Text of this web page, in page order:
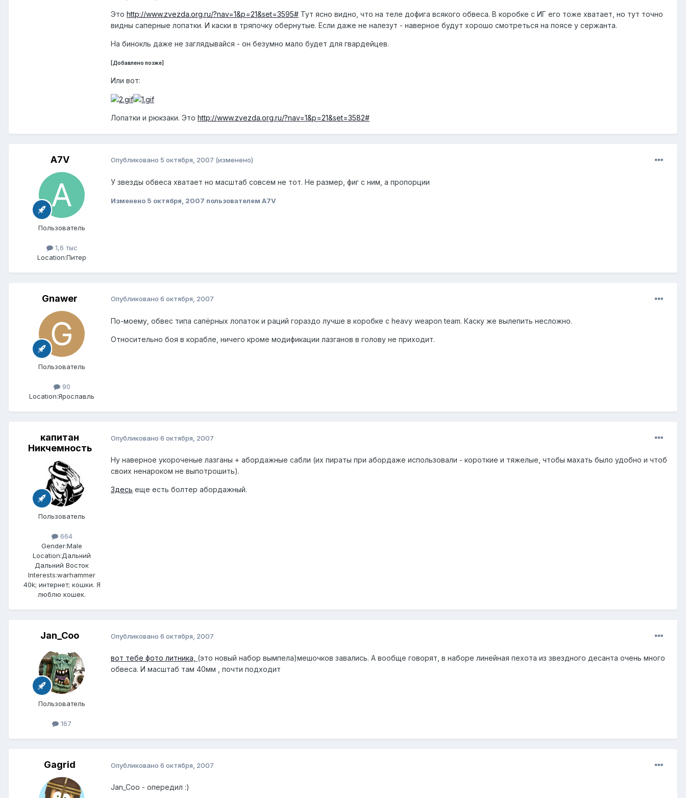
Это http://www.zvezda.org.ru/?nav=1&p=21&set=3595# Тут ясно видно, что на теле дофига всякого обвеса. В коробке с ИГ его тоже хватает, но тут точно
видны саперные лопатки. И каски в тряпочку обернутые. Если даже не налезут - наверное будут хорошо смотреться на поясе у сержанта.
На бинокль даже не заглядывайся - он безумно мало будет для гвардейцев.
[Добавлено позже]
Или вот:
Лопатки и рюкзаки. Это http://www.zvezda.org.ru/?nav=1&p=21&set=3582#
A7V
Пользователь
1,6 тыс
Location:Питер
Опубликовано 5 октября, 2007 (изменено)
У звезды обвеса хватает но масштаб совсем не тот. Не размер, фиг с ним, а пропорции
Изменено 5 октября, 2007 пользователем A7V
Gnawer
Пользователь
90
Location:Ярославль
Опубликовано 6 октября, 2007
По-моему, обвес типа сапёрных лопаток и раций гораздо лучше в коробке с heavy weapon team. Каску же вылепить несложно.
Относительно боя в корабле, ничего кроме модификации лазганов в голову не приходит.
капитан
Никчемность
Пользователь
664
Gender:Male
Location:Дальний
Дальний Восток
Interests:warhammer
40k; интернет; кошки. Я
люблю кошек.
Опубликовано 6 октября, 2007
Ну наверное укороченые лазганы + абордажные сабли (их пираты при абордаже использовали - короткие и тяжелые, чтобы махать было удобно и чтоб
своих ненароком не выпотрошить).
Здесь еще есть болтер абордажный.
Jan_Coo
Пользователь
167
Опубликовано 6 октября, 2007
вот тебе фото литника, (это новый набор вымпела)мешочков завались. А вообще говорят, в наборе линейная пехота из звездного десанта очень много
обвеса. И масштаб там 40мм , почти подходит
Gagrid Опубликовано 6 октября, 2007
Jan_Coo - опередил :)